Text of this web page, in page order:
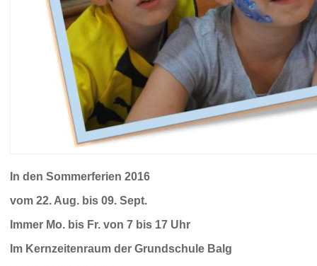
In den Som­mer­fe­ri­en 2016
vom 22. Aug. bis 09. Sept.
Immer Mo. bis Fr. von 7 bis 17 Uhr
Im Kern­zei­ten­raum der Grund­schu­le Balg